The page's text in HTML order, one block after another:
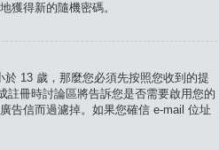
獲得新的隨機密碼。
13 歲，那麼您必須先按照您收到的提
註冊時討論區將告訴您是否需要啟用您的
告信而過濾掉。如果您確信 e-mail 位址